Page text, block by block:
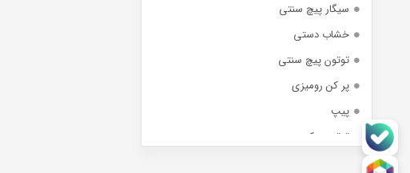
سیگار پیچ سنتی
خشاب دستی
توتون پیچ سنتی
پر کن رومیزی
پیپ
توتون پرکن صنعتی